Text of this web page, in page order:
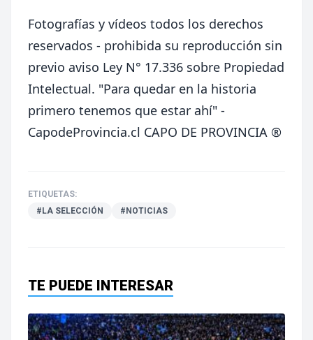
Fotografías y vídeos todos los derechos
reservados - prohibida su reproducción sin
previo aviso Ley N° 17.336 sobre Propiedad
Intelectual. "Para quedar en la historia
primero tenemos que estar ahí" -
CapodeProvincia.cl CAPO DE PROVINCIA ®
ETIQUETAS:
#LA SELECCIÓN
#NOTICIAS
TE PUEDE INTERESAR